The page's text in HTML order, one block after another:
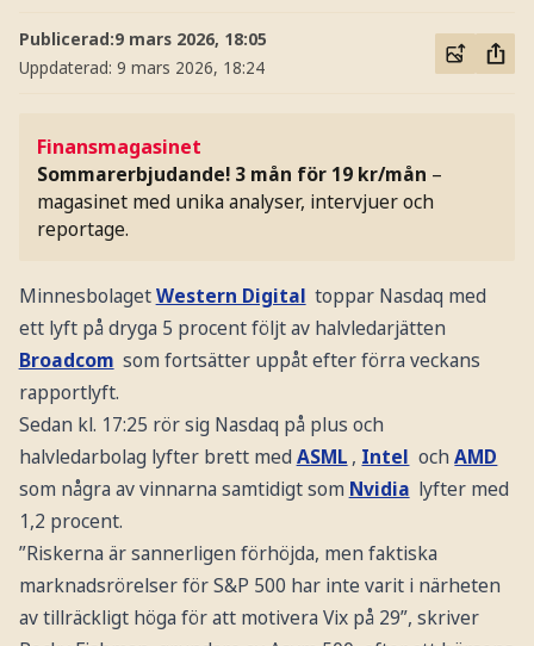
Publicerad:9 mars 2026, 18:05
Uppdaterad: 9 mars 2026, 18:24
Finansmagasinet
Sommarerbjudande! 3 mån för 19 kr/mån –
magasinet med unika analyser, intervjuer och
reportage.
MinnesbolagetWestern Digital toppar Nasdaq med
ett lyft på dryga 5 procent följt av halvledarjätten
Broadcom som fortsätter uppåt efter förra veckans
rapportlyft.
Sedan kl. 17:25 rör sig Nasdaq på plus och
halvledarbolag lyfter brett med ASML , Intel ochAMD
som några av vinnarna samtidigt som Nvidia lyfter med
1,2 procent.
”Riskerna är sannerligen förhöjda, men faktiska
marknadsrörelser för S&P 500 har inte varit i närheten
av tillräckligt höga för att motivera Vix på 29”, skriver